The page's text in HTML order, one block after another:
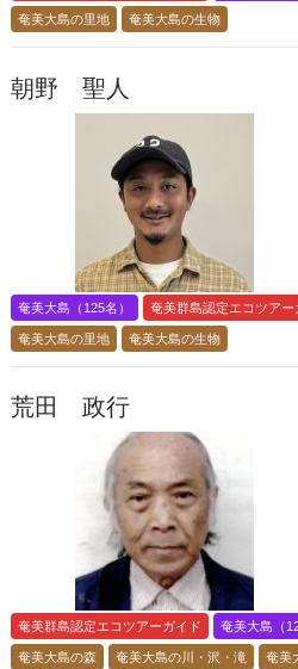
奄美大島の里地 奄美大島の生物
朝野 聖人
奄美大島（125名） 奄美群島認定エコツアー
奄美大島の里地 奄美大島の生物
荒田 政行
奄美群島認定エコツアーガイド 奄美大島（
奄美大島の森 奄美大島の川・沢・滝 奄美